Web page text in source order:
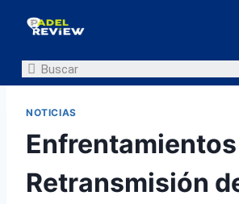
NOTICIAS
Retransmisión